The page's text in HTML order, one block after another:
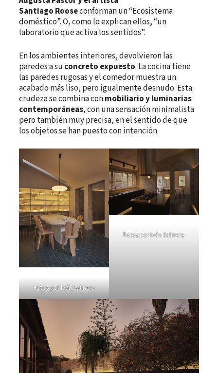
Santiago Rooseconforman un “Ecosistema
doméstico”. O, como lo explican ellos, “un
laboratorio que activa los sentidos”.
En los ambientes interiores, devolvieron las
paredes a su concreto expuesto. La cocina tiene
las paredes rugosas y el comedor muestra un
acabado más liso, pero igualmente desnudo. Esta
crudeza se combina conmobiliario y luminarias
contemporáneas, con una sensación minimalista
pero también muy precisa, en el sentido de que
los objetos se han puesto con intención.
Fotos por Iván Salinero
Fotos por Iván Salinero